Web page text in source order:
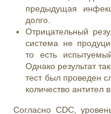
предыдущая
долго.
Отрицательный
система не
то есть
Однако результат
тест был проведен
количество антител
Согласно CDC,